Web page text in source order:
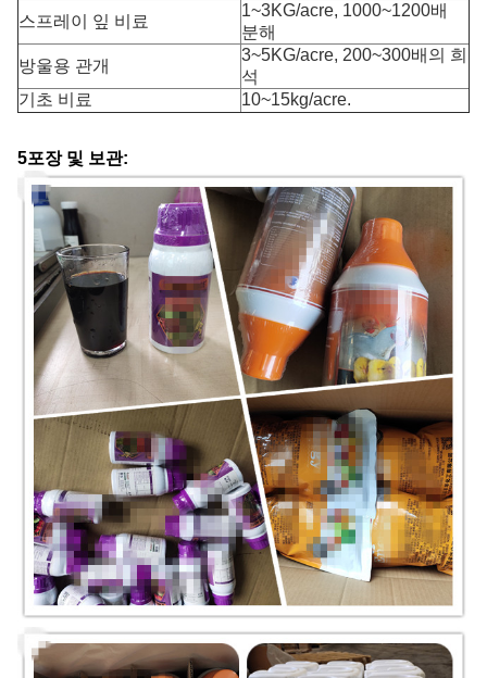
스프레이 잎 비료
1~3KG/acre, 1000~1200배
분해
방울용 관개
3~5KG/acre, 200~300배의 희
석
기초 비료
10~15kg/acre.
5포장 및 보관: